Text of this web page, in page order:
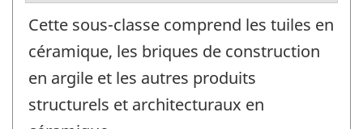
Cette sous-classe comprend les tuiles en
céramique, les briques de construction
en argile et les autres produits
structurels et architecturaux en